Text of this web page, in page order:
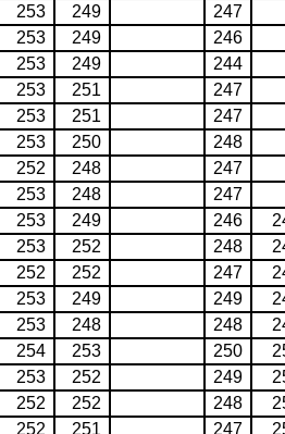
253 249
247
253 249
246
253 249
244
253 251
247
253 251
247
253 250
248
252 248
247
253 248
247
253 249 246
253 252 248
252 252 247
253 249 249
253 248 248
254 253 250
253 252 249
252 252 248
252 251 247